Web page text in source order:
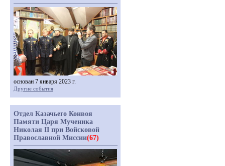
основан 7 января 2023 г.
Другие события
Отдел Казачьего Конвоя
Памяти Царя Мученика
Николая II при Войсковой
Православной Миссии(67)